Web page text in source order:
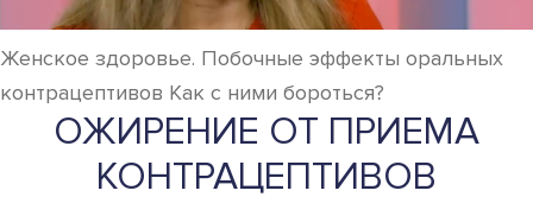
Женское здоровье. Побочные эффекты оральных
контрацептивов Как с ними бороться?
ОЖИРЕНИЕ ОТ ПРИЕМА
КОНТРАЦЕПТИВОВ